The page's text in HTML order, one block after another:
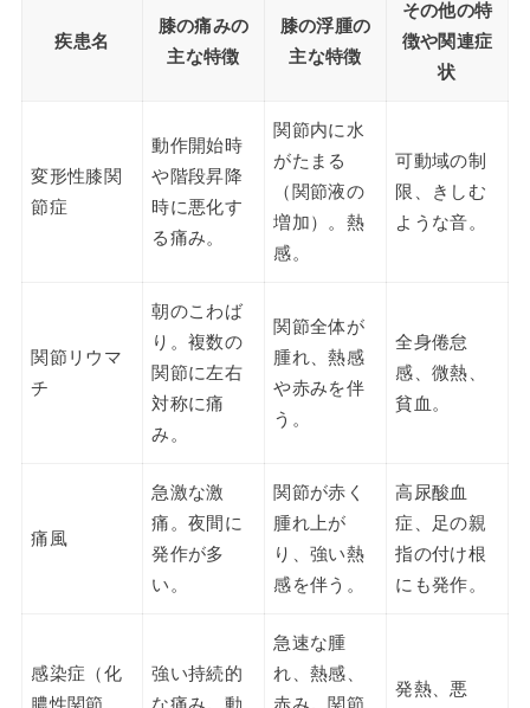
疾患名
膝の痛みの
主な特徴
膝の浮腫の
主な特徴
その他の特
徴や関連症
状
変形性膝関
節症
動作開始時
や階段昇降
時に悪化す
る痛み。
関節内に水
がたまる
（関節液の
増加）。熱
感。
可動域の制
限、きしむ
ような音。
関節リウマ
チ
朝のこわば
り。複数の
関節に左右
対称に痛
み。
関節全体が
腫れ、熱感
や赤みを伴
う。
全身倦怠
感、微熱、
貧血。
痛風
急激な激
痛。夜間に
発作が多
い。
関節が赤く
腫れ上が
り、強い熱
感を伴う。
高尿酸血
症、足の親
指の付け根
にも発作。
感染症（化
強い持続的
急速な腫
れ、熱感、
発熱、悪